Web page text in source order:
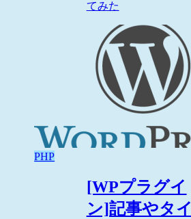
てみた
PHP
[WPプラグイ
ン]記事やタイ